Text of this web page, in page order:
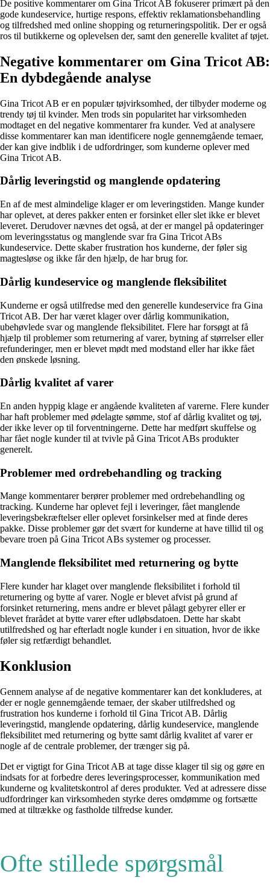
De positive kommentarer om Gina Tricot AB fokuserer primært på den
gode kundeservice, hurtige respons, effektiv reklamationsbehandling
og tilfredshed med online shopping og returneringspolitik. Der er også
ros til butikkerne og oplevelsen der, samt den generelle kvalitet af tøjet.
Negative kommentarer om Gina Tricot AB:
En dybdegående analyse
Gina Tricot AB er en populær tøjvirksomhed, der tilbyder moderne og
trendy tøj til kvinder. Men trods sin popularitet har virksomheden
modtaget en del negative kommentarer fra kunder. Ved at analysere
disse kommentarer kan man identificere nogle gennemgående temaer,
der kan give indblik i de udfordringer, som kunderne oplever med
Gina Tricot AB.
Dårlig leveringstid og manglende opdatering
En af de mest almindelige klager er om leveringstiden. Mange kunder
har oplevet, at deres pakker enten er forsinket eller slet ikke er blevet
leveret. Derudover nævnes det også, at der er mangel på opdateringer
om leveringsstatus og manglende svar fra Gina Tricot ABs
kundeservice. Dette skaber frustration hos kunderne, der føler sig
magtesløse og ikke får den hjælp, de har brug for.
Dårlig kundeservice og manglende fleksibilitet
Kunderne er også utilfredse med den generelle kundeservice fra Gina
Tricot AB. Der har været klager over dårlig kommunikation,
ubehøvlede svar og manglende fleksibilitet. Flere har forsøgt at få
hjælp til problemer som returnering af varer, bytning af størrelser eller
refunderinger, men er blevet mødt med modstand eller har ikke fået
den ønskede løsning.
Dårlig kvalitet af varer
En anden hyppig klage er angående kvaliteten af varerne. Flere kunder
har haft problemer med ødelagte sømme, stof af dårlig kvalitet og tøj,
der ikke lever op til forventningerne. Dette har medført skuffelse og
har fået nogle kunder til at tvivle på Gina Tricot ABs produkter
generelt.
Problemer med ordrebehandling og tracking
Mange kommentarer berører problemer med ordrebehandling og
tracking. Kunderne har oplevet fejl i leveringer, fået manglende
leveringsbekræftelser eller oplevet forsinkelser med at finde deres
pakke. Disse problemer gør det svært for kunderne at have tillid til og
bevare troen på Gina Tricot ABs systemer og processer.
Manglende fleksibilitet med returnering og bytte
Flere kunder har klaget over manglende fleksibilitet i forhold til
returnering og bytte af varer. Nogle er blevet afvist på grund af
forsinket returnering, mens andre er blevet pålagt gebyrer eller er
blevet frarådet at bytte varer efter udløbsdatoen. Dette har skabt
utilfredshed og har efterladt nogle kunder i en situation, hvor de ikke
føler sig retfærdigt behandlet.
Konklusion
Gennem analyse af de negative kommentarer kan det konkluderes, at
der er nogle gennemgående temaer, der skaber utilfredshed og
frustration hos kunderne i forhold til Gina Tricot AB. Dårlig
leveringstid, manglende opdatering, dårlig kundeservice, manglende
fleksibilitet med returnering og bytte samt dårlig kvalitet af varer er
nogle af de centrale problemer, der trænger sig på.
Det er vigtigt for Gina Tricot AB at tage disse klager til sig og gøre en
indsats for at forbedre deres leveringsprocesser, kommunikation med
kunderne og kvalitetskontrol af deres produkter. Ved at adressere disse
udfordringer kan virksomheden styrke deres omdømme og fortsætte
med at tiltrække og fastholde tilfredse kunder.
Ofte stillede spørgsmål